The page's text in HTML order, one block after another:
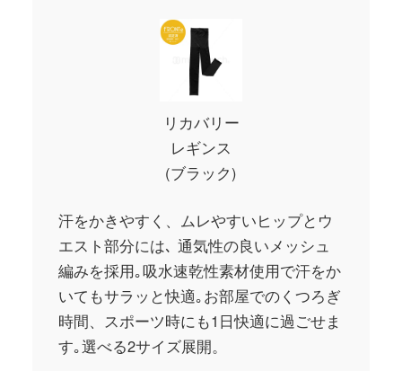
リカバリー
レギンス
(ブラック)
汗をかきやすく、ムレやすいヒップとウ
エスト部分には､ 通気性の良いメッシュ
編みを採用｡吸水速乾性素材使用で汗をか
いてもサラッと快適｡お部屋でのくつろぎ
時間、スポーツ時にも1日快適に過ごせま
す｡選べる2サイズ展開。